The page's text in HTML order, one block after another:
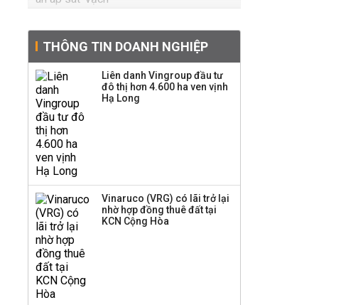
triển quỹ hưu trí: Từ tiết
kiệm gia đình thành
nguồn cấp vốn dài hạn
và kinh nghiệm từ
Malaysia
Iran xem xét cấm tàu
THÔNG TIN DOANH NGHIỆP
Liên danh Vingroup đầu tư
đô thị hơn 4.600 ha ven vịnh
Hạ Long
Vinaruco (VRG) có lãi trở lại
nhờ hợp đồng thuê đất tại
KCN Cộng Hòa